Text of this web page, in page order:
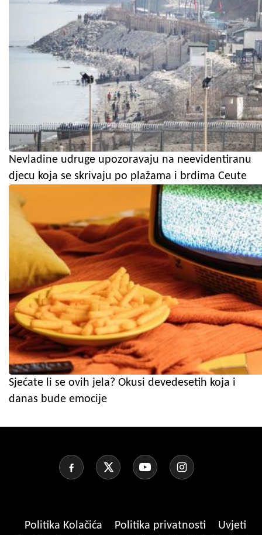
Nevladine udruge upozoravaju na neevidentiranu
djecu koja se skrivaju po plažama i brdima Ceute
Sjećate li se ovih jela? Okusi devedesetih koja i
danas bude emocije
Politika Kolačića Politika privatnosti
Uvjeti